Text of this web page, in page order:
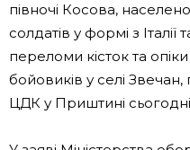
півночі Косова,
солдатів у формі з
переломи кісток та
бойовиків у селі
ЦДК у Приштині